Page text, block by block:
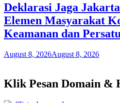
Deklarasi Jaga
Elemen Masyarakat
Keamanan dan
August 8, 2026August 8, 2026
Klik Pesan Domain &